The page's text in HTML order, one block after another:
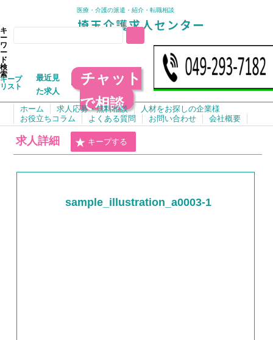
医療・介護の派遣・紹介・転職相談
キ
ー
ワ
ー
ド
検
索
キープ
リスト
最近見
た求人
チャット
で相談
ホーム 求人応募・無料相談
人材をお探しの企業様
お役立ちコラム
よくある質問 お問い合わせ 会社概要
求人詳細 キープする
sample_illustration_a0003-1